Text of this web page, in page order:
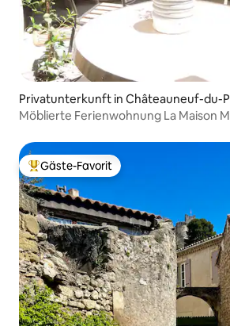
Privatunterkunft in Châteauneuf-du-
Möblierte Ferienwohnung La Maison
Beliebter Gäste-Favorit.
Gäste-Favorit